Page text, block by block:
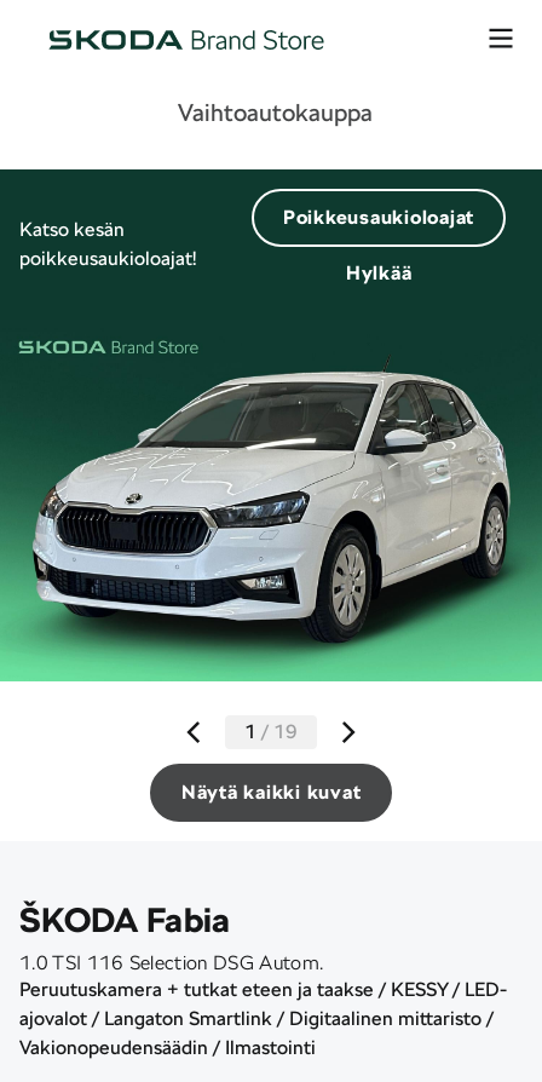
Vaihtoautokauppa
Katso kesän
poikkeusaukioloajat!
Poikkeusaukioloajat
Hylkää
Näytä kaikki kuvat
1 / 19
ŠKODA Fabia
1.0 TSI 116 Selection DSG Autom.
Peruutuskamera + tutkat eteen ja taakse / KESSY / LED-
ajovalot / Langaton Smartlink / Digitaalinen mittaristo /
Vakionopeudensäädin / Ilmastointi